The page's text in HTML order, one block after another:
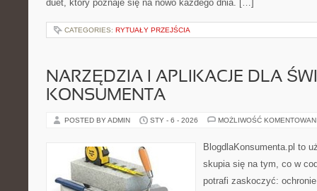
duet, który poznaje się na nowo każdego dnia. […]
CATEGORIES: RYTUAŁY PRZEJŚCIA
NARZĘDZIA I APLIKACJE DLA
KONSUMENTA
POSTED BY ADMIN STY - 6 - 2026 MOŻLIWOŚĆ
BlogdlaKonsumenta.pl to
skupia się na tym, co w
potrafi zaskoczyć: